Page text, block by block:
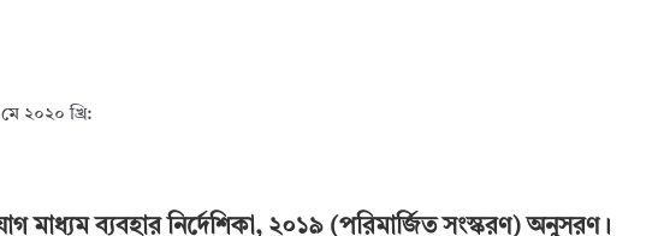
২০২০ খ্রি:
মাধ্যম ব্যবহার নির্দেশিকা, ২০১৯ (পরিমার্জিত সংস্করণ) অনুসরণ।